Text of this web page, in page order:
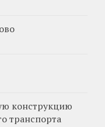
конструкцию
транспорта